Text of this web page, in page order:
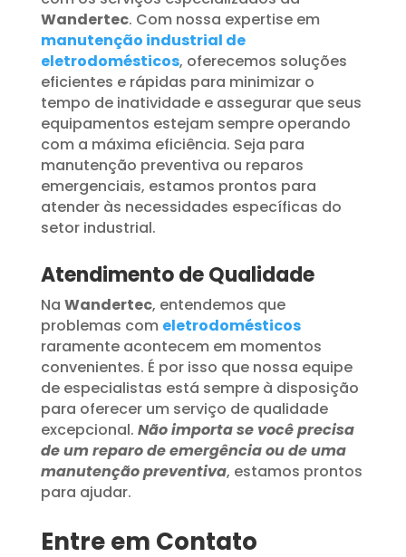
Wandertec. Com nossa expertise em
manutenção industrial de
eletrodomésticos, oferecemos soluções
eficientes e rápidas para minimizar o
tempo de inatividade e assegurar que seus
equipamentos estejam sempre operando
com a máxima eficiência. Seja para
manutenção preventiva ou reparos
emergenciais, estamos prontos para
atender às necessidades específicas do
setor industrial.
Atendimento de Qualidade
Na Wandertec, entendemos que
problemas com eletrodomésticos
raramente acontecem em momentos
convenientes. É por isso que nossa equipe
de especialistas está sempre à disposição
para oferecer um serviço de qualidade
excepcional. Não importa se você precisa
de um reparo de emergência ou de uma
manutenção preventiva, estamos prontos
para ajudar.
Entre em Contato